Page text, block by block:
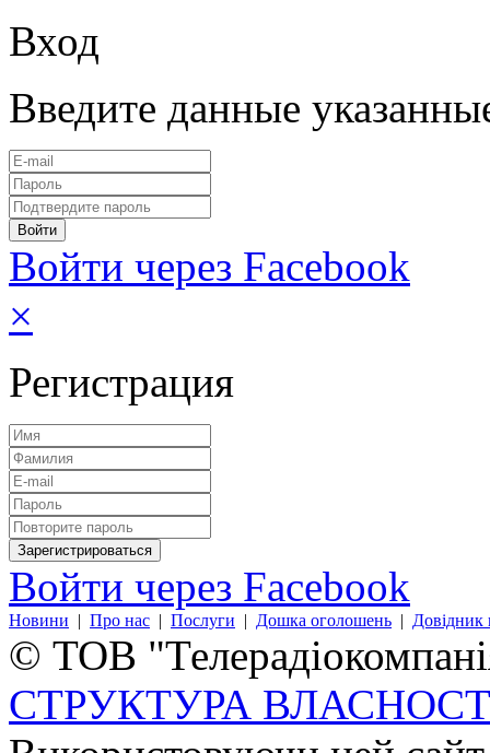
Вход
Введите данные
Войти через Facebook
×
Регистрация
Войти через Facebook
Новини | Про нас | Послуги | Дошка оголошень | Довідник
© ТОВ
СТРУКТУРА